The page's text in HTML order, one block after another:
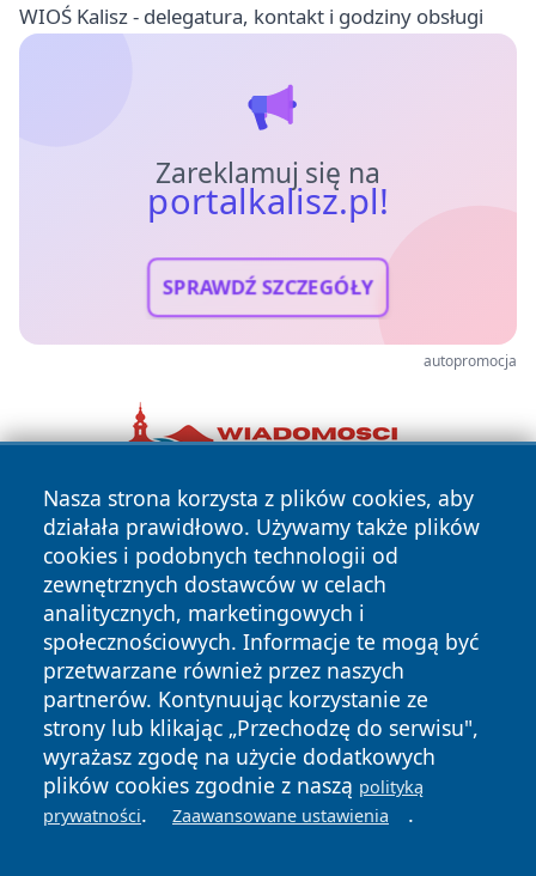
WIOŚ Kalisz - delegatura, kontakt i godziny obsługi
Zareklamuj się na
portalkalisz.pl!
SPRAWDŹ SZCZEGÓŁY
autopromocja
Nasza strona korzysta z plików cookies, aby
działała prawidłowo. Używamy także plików
cookies i podobnych technologii od
zewnętrznych dostawców w celach
analitycznych, marketingowych i
społecznościowych. Informacje te mogą być
przetwarzane również przez naszych
partnerów. Kontynuując korzystanie ze
strony lub klikając „Przechodzę do serwisu",
wyrażasz zgodę na użycie dodatkowych
plików cookies zgodnie z naszą polityką
prywatności. Zaawansowane ustawienia .
Copyright © 2026 portalkalisz.pl Wszystkie prawa
zastrzeżone.
News Autorzy
Polityka
Prywatności
Polityka
Cookies